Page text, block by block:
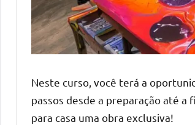
Neste curso, você terá a
passos desde a preparação até a
para casa uma obra exclusiva!